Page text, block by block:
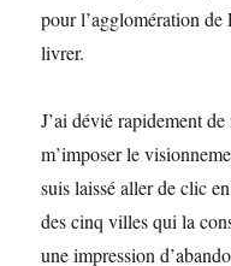
pour l’agglomération
livrer.
J’ai dévié rapidement
m’imposer le
suis laissé aller de clic
des cinq villes qui la
une impression